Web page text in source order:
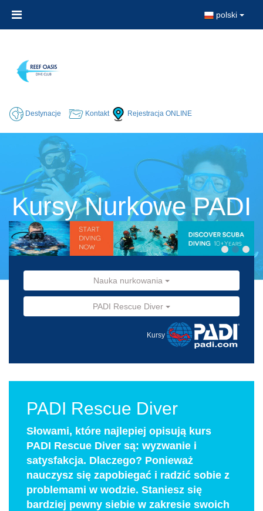
polski
Destynacje Kontakt Rejestracja ONLINE
Kursy Nurkowe PADI
Nauka nurkowania
PADI Rescue Diver
Kursy
PADI Rescue Diver
Słowami, które najlepiej opisują kurs
PADI Rescue Diver są: wyzwanie i
satysfakcja. Dlaczego? Ponieważ
nauczysz się zapobiegać i radzić sobie z
problemami w wodzie. Staniesz się
bardziej pewny siebie w zakresie swoich